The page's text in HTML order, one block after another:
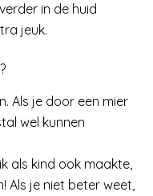
in de huid
jeuk.
Als je door een mier
wel kunnen
als kind ook maakte,
Als je niet beter weet,